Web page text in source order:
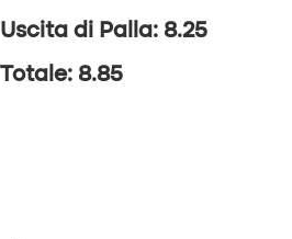
Uscita di Palla: 8.25
Totale: 8.85